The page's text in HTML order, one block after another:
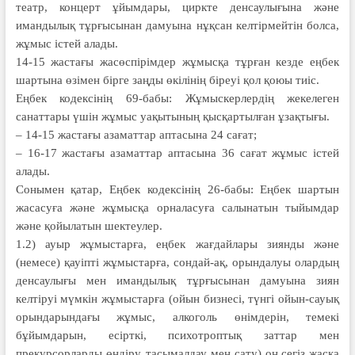
театр, концерт ұйымдары, циркте денсаулығына және
имандылық тұрғысынан дамуына нұқсан келтірмейтін болса,
жұмыс істей алады.
14-15 жастағы жасөспірімдер жұмысқа тұрған кезде еңбек
шартына өзімен бірге заңды өкілінің біреуі қол қоюы тиіс.
Еңбек кодексінің 69-бабы: Жұмыскерлердің жекелеген
санаттары үшін жұмыс уақытының қысқартылған ұзақтығы.
– 14-15 жастағы азаматтар аптасына 24 сағат;
– 16-17 жастағы азаматтар аптасына 36 сағат жұмыс істей
алады.
Сонымен қатар, Еңбек кодексінің 26-бабы: Еңбек шартын
жасасуға және жұмысқа орналасуға салынатын тыйымдар
және қойылатын шектеулер.
1.2) ауыр жұмыстарға, еңбек жағдайлары зиянды және
(немесе) қауіпті жұмыстарға, сондай-ақ, орындалуы олардың
денсаулығы мен имандылық тұрғысынан дамуына зиян
келтіруі мүмкін жұмыстарға (ойын бизнесі, түнгі ойын-сауық
орындарындағы жұмыс, алкоголь өнімдерін, темекі
бұйымдарын, есірткі, психотроптық заттар мен